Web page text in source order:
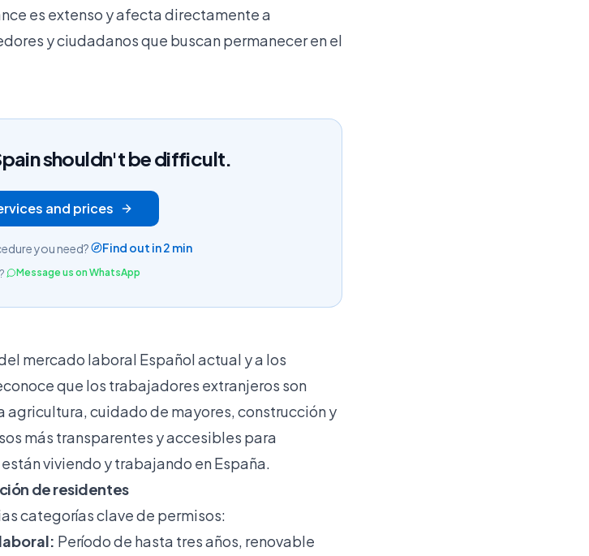
es extenso y afecta directamente a
y ciudadanos que buscan permanecer en el
shouldn't be difficult.
and prices
you need? Find out in 2 min
Message us on WhatsApp
mercado laboral Español actual y a los
que los trabajadores extranjeros son
cuidado de mayores, construcción y
más transparentes y accesibles para
viviendo y trabajando en España.
de residentes
categorías clave de permisos:
Período de hasta tres años, renovable